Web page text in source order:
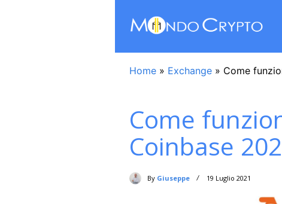
Home » Exchange » Come
Come
Coinbase
By Giuseppe 19 Luglio 2021